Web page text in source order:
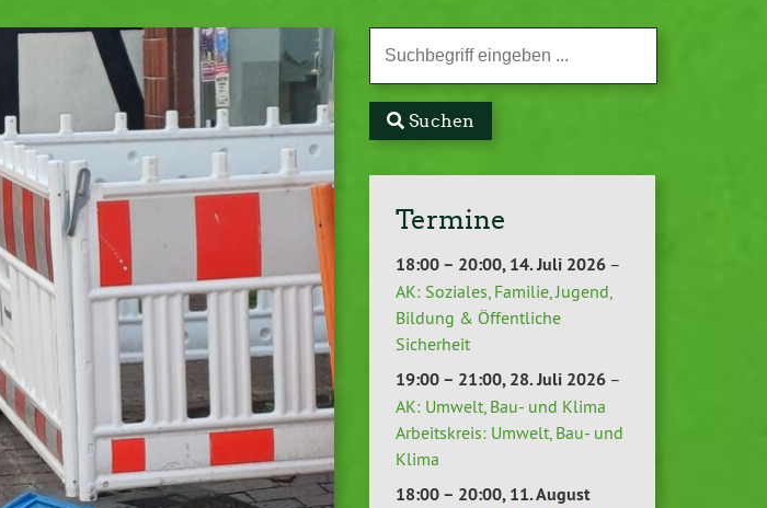
Suchen
Termine
18:00 – 20:00,14. Juli 2026–
AK: Soziales, Familie, Jugend,
Bildung & Öffentliche
Sicherheit
19:00 – 21:00,28. Juli 2026–
AK: Umwelt, Bau- und Klima
Arbeitskreis: Umwelt, Bau- und
Klima
18:00 – 20:00,11. August